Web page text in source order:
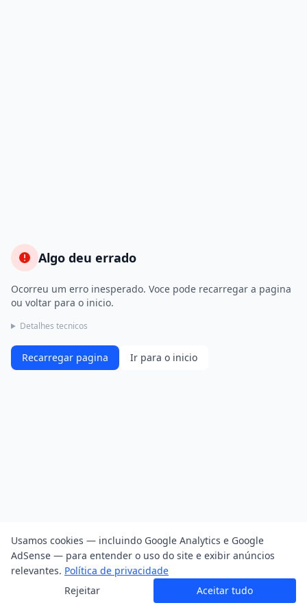
Algo deu errado
Ocorreu um erro inesperado. Voce pode recarregar a pagina
ou voltar para o inicio.
Detalhes tecnicos
Recarregar pagina Ir para o inicio
Usamos cookies — incluindo Google Analytics e Google
AdSense — para entender o uso do site e exibir anúncios
relevantes. Política de privacidade
Rejeitar
Aceitar tudo